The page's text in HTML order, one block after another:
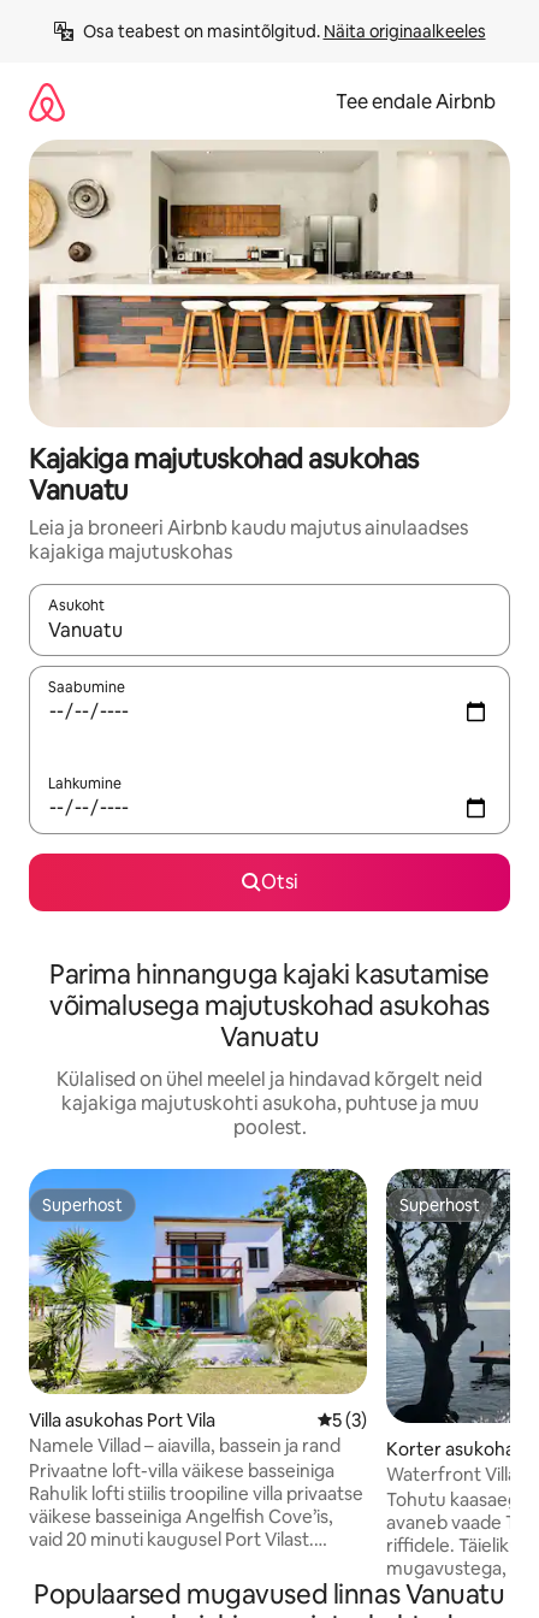
Osa teabest on masintõlgitud. Näita originaalkeeles
Tee endale Airbnb
Kajakiga majutuskohad asukohas
Vanuatu
Leia ja broneeri Airbnb kaudu majutus ainulaadses
kajakiga majutuskohas
Asukoht
Kui tulemused on kuvatud, liigu ekraanil nooleklahvidega või
Saabumine
Lahkumine
Otsi
Parima hinnanguga kajaki kasutamise
võimalusega majutuskohad asukohas
Vanuatu
Külalised on ühel meelel ja hindavad kõrgelt neid
kajakiga majutuskohti asukoha, puhtuse ja muu
poolest.
Superhost
Superhost
Villa asukohas Port Vila Keskmine hinnang 5/5, 3
5 (3)
Namele Villad – aiavilla, bassein ja rand
Privaatne loft-villa väikese basseiniga
Rahulik lofti stiilis troopiline villa privaatse
väikese basseiniga Angelfish Cove’is,
vaid 20 minuti kaugusel Port Vilast.
valgest liivarannast mõne sammu
kaugusel asuv majutuskoht sobib
Superhost
Superhost
Korter asukohas
to
Waterfront Villa 1,
Bay
Tohutu
avaneb vaade
riffidele. Täielikult
mugavustega, 2
vannituba, suur
Populaarsed mugavused linnas Vanuatu